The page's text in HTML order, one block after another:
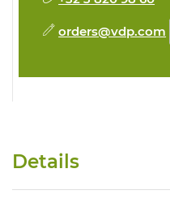
orders@vdp.com
Details